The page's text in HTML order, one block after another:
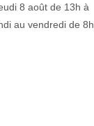
8 août de 13h à
au vendredi de 8h